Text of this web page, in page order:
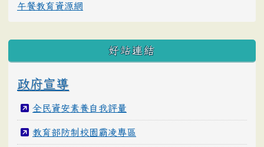
午餐教育資源網
好站連結
政府宣導
全民資安素養自我評量
教育部防制校園霸凌專區